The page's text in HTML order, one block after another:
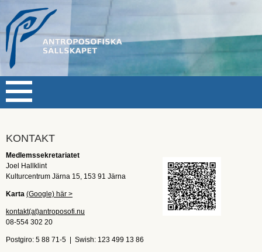
KALENDER
ANTROPOSOFISKA SÄLLSKAPET
FRIA HÖGSKOLAN
FORSKNING
MEDLEMSTIDNING
BLI MEDLEM
KONTAKT
Medlemssekretariatet
Joel Hallklint
Kulturcentrum Järna 15, 153 91 Järna
Karta (Google) här >
kontakt(at)antroposofi.nu
08-554 302 20
Postgiro: 5 88 71-5 | Swish: 123 499 13 86